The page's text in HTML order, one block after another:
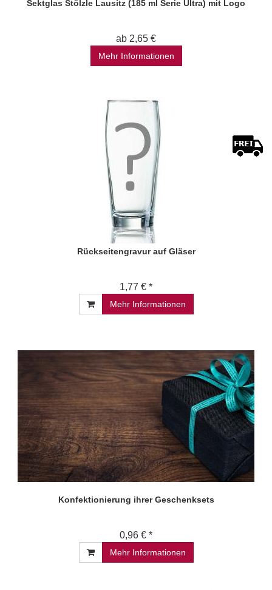
Sektglas Stölzle Lausitz (185 ml Serie Ultra) mit Logo
ab 2,65 €
Mehr Informationen
Rückseitengravur auf Gläser
1,77 € *
Mehr Informationen
Konfektionierung ihrer Geschenksets
0,96 € *
Mehr Informationen